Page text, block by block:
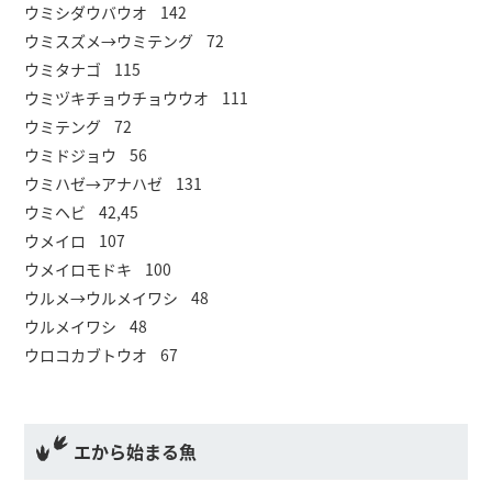
ウミシダウバウオ 142
ウミスズメ→ウミテング 72
ウミタナゴ 115
ウミヅキチョウチョウウオ 111
ウミテング 72
ウミドジョウ 56
ウミハゼ→アナハゼ 131
ウミヘビ 42,45
ウメイロ 107
ウメイロモドキ 100
ウルメ→ウルメイワシ 48
ウルメイワシ 48
ウロコカブトウオ 67
エから始まる魚